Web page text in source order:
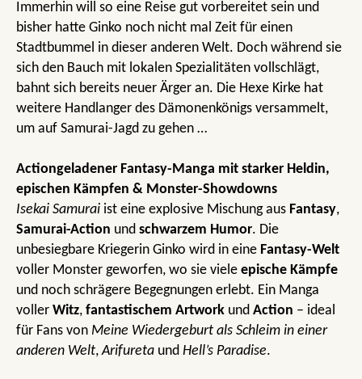
Immerhin will so eine Reise gut vorbereitet sein und
bisher hatte Ginko noch nicht mal Zeit für einen
Stadtbummel in dieser anderen Welt. Doch während sie
sich den Bauch mit lokalen Spezialitäten vollschlägt,
bahnt sich bereits neuer Ärger an. Die Hexe Kirke hat
weitere Handlanger des Dämonenkönigs versammelt,
um auf Samurai-Jagd zu gehen …
Actiongeladener Fantasy-Manga mit starker Heldin,
epischen Kämpfen & Monster-Showdowns
Isekai Samurai ist eine explosive Mischung aus Fantasy,
Samurai-Action und schwarzem Humor. Die
unbesiegbare Kriegerin Ginko wird in eine Fantasy-Welt
voller Monster geworfen, wo sie viele epische Kämpfe
und noch schrägere Begegnungen erlebt. Ein Manga
voller Witz, fantastischem Artwork und Action – ideal
für Fans von Meine Wiedergeburt als Schleim in einer
anderen Welt,Arifureta und Hell’s Paradise.